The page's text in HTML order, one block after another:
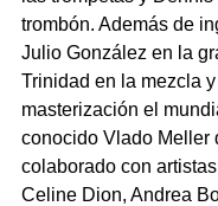
trombón. Además de
Julio González en la
Trinidad en la mezcla
masterización el
conocido Vlado Meller
colaborado con
Celine Dion, Andrea